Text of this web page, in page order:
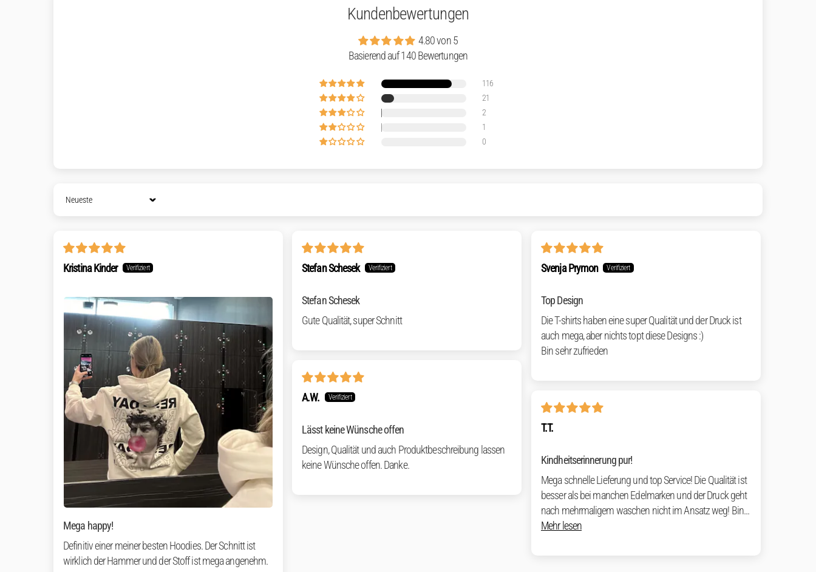
Kundenbewertungen
4.80 von 5
Basierend auf 140 Bewertungen
116
21
2
1
0
Sort by
Kristina Kinder
Mega happy!
Definitiv einer meiner besten Hoodies. Der Schnitt ist
wirklich der Hammer und der Stoff ist mega angenehm.
Stefan Schesek
Stefan Schesek
Gute Qualität, super Schnitt
Svenja Prymon
Top Design
Die T-shirts haben eine super Qualität und der Druck ist
auch mega, aber nichts topt diese Designs :)
Bin sehr zufrieden
A.W.
Lässt keine Wünsche offen
Design, Qualität und auch Produktbeschreibung lassen
keine Wünsche offen. Danke.
T.T.
Kindheitserinnerung pur!
Mega schnelle Lieferung und top Service! Die Qualität ist
besser als bei manchen Edelmarken und der Druck geht
nach mehrmaligem waschen nicht im Ansatz weg! Bin...
Mehr lesen